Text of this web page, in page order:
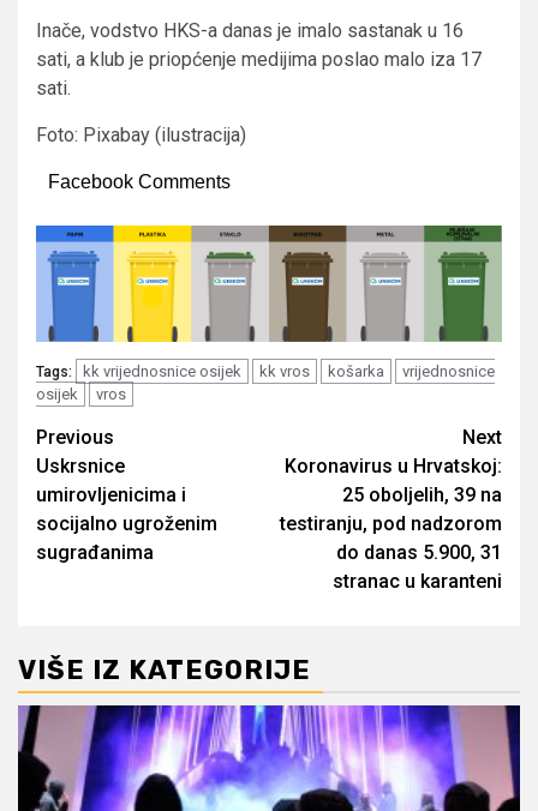
Inače, vodstvo HKS-a danas je imalo sastanak u 16
sati, a klub je priopćenje medijima poslao malo iza 17
sati.
Foto: Pixabay (ilustracija)
Facebook Comments
Tags: kk vrijednosnice osijek kk vros košarka
vrijednosnice
osijek
vros
Post
navigation
Previous
Uskrsnice
umirovljenicima i
socijalno ugroženim
sugrađanima
Next
Koronavirus u Hrvatskoj:
25 oboljelih, 39 na
testiranju, pod nadzorom
do danas 5.900, 31
stranac u karanteni
VIŠE IZ KATEGORIJE